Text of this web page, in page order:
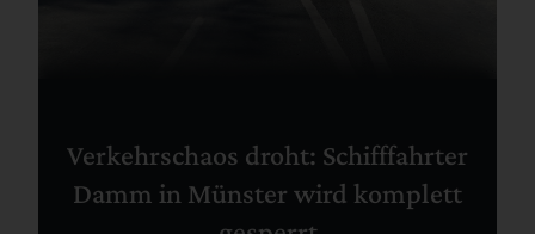
Verkehrschaos droht: Schifffahrter
Damm in Münster wird komplett